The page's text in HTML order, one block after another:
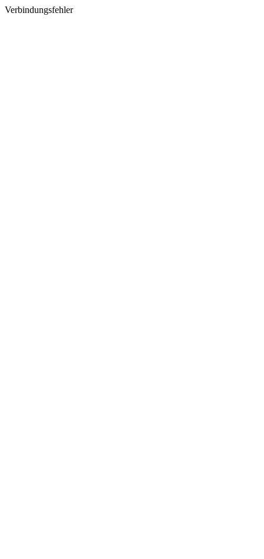
Verbindungsfehler